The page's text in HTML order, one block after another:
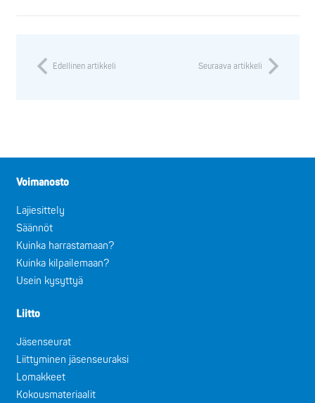
Edellinen artikkeli Seuraava artikkeli
Voimanosto
Lajiesittely
Säännöt
Kuinka harrastamaan?
Kuinka kilpailemaan?
Usein kysyttyä
Liitto
Jäsenseurat
Liittyminen jäsenseuraksi
Lomakkeet
Kokousmateriaalit